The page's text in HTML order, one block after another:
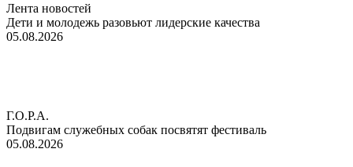
Лента новостей
Дети и молодежь разовьют лидерские качества
05.08.2026
Г.О.Р.А.
Подвигам служебных собак посвятят фестиваль
05.08.2026